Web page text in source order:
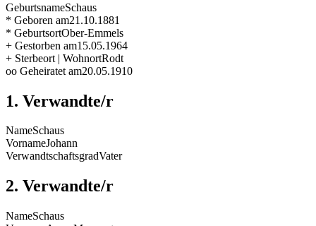
GeburtsnameSchaus
* Geboren am21.10.1881
* GeburtsortOber-Emmels
+ Gestorben am15.05.1964
+ Sterbeort | WohnortRodt
oo Geheiratet am20.05.1910
1. Verwandte/r
NameSchaus
VornameJohann
VerwandtschaftsgradVater
2. Verwandte/r
NameSchaus